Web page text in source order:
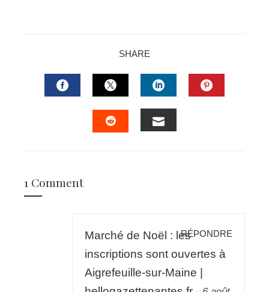
SHARE
FACEBOOKTWITTERLINKEDIN
1 Comment
Marché de Noël : les
inscriptions sont ouvertes à
Aigrefeuille-sur-Maine |
RÉPONDRE